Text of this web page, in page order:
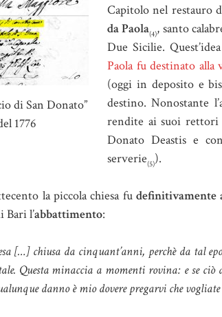
di San Donato”
1776
Capitolo nel restauro
da Paola(4), santo
Due Sicilie.
Paola fu destinato alla
(oggi in deposito e
destino. Nonostante
rendite ai suoi rettori
Donato Deastis e
serverie(5)).
la piccola chiesa fu definitivamente
Bari l’abbattimento:
[…] chiusa da cinquant’anni, perchè da tal
Questa minaccia a momenti rovina: e se
danno è mio dovere pregarvi che